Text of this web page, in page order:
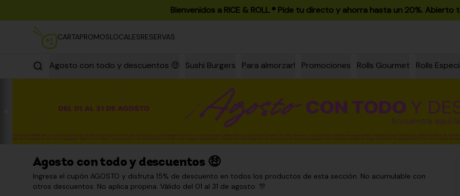
Bienvenidos a RICE & ROLL ®️ Pide tu directo y ahorra hasta un 20%. Abierto
CARTAPROMOSLOCALESRESERVAS
Agosto con todo y descuentos 🤑 Sushi Burgers Para almorzar! Promociones Rolls Gourmet Rolls
Agosto con todo y descuentos 🤑
Ingresa el cupón AGOSTO y disfruta 15% de descuento en todos los productos de esta sección. No acumulable con
otros descuentos. No aplica propina. Válido del 01 al 31 de agosto. 🎊